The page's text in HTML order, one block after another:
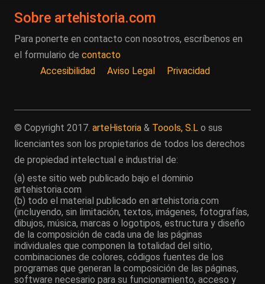
Sobre artehistoria.com
Para ponerte en contacto con nosotros, escríbenos en
el formulario de contacto
Accesibilidad
Aviso Legal Privacidad
© Copyright 2017. arteHistoria & Toools, S.L o sus
licenciantes son los propietarios de todos los derechos
de propiedad intelectual e industrial de:
(a) este sitio web publicado bajo el dominio
artehistoria.com
(b) todo el material publicado en artehistoria.com
(incluyendo, sin limitación, textos, imágenes, fotografías,
dibujos, música, marcas o logotipos, estructura y diseño
de la composición de cada una de las páginas
individuales que componen la totalidad del sitio,
combinaciones de colores, códigos fuentes de los
programas que generan la composición de las páginas,
software necesario para su funcionamiento, acceso y